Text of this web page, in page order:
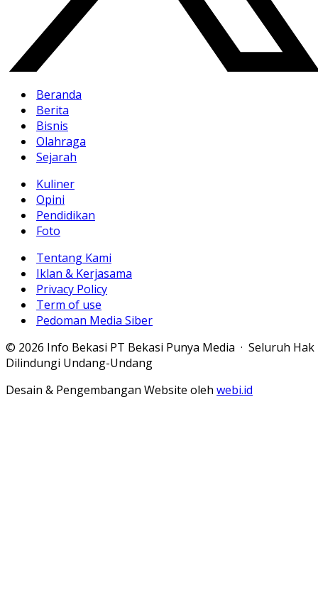
Beranda
Berita
Bisnis
Olahraga
Sejarah
Kuliner
Opini
Pendidikan
Foto
Tentang Kami
Iklan & Kerjasama
Privacy Policy
Term of use
Pedoman Media Siber
© 2026 Info Bekasi PT Bekasi Punya Media · Seluruh Hak
Dilindungi Undang-Undang
Desain & Pengembangan Website oleh webi.id